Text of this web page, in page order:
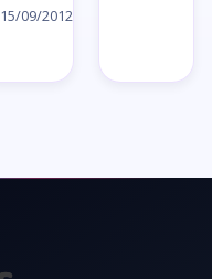
15/09/2012